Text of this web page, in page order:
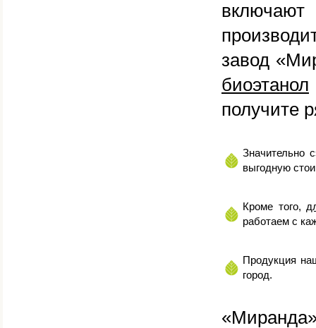
завод
биоэтанол
получите
Значительно
выгодную
Кроме того,
работаем с
Продукция
город.